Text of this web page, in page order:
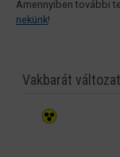
Amennyiben további
nekünk!
Vakbarát változat